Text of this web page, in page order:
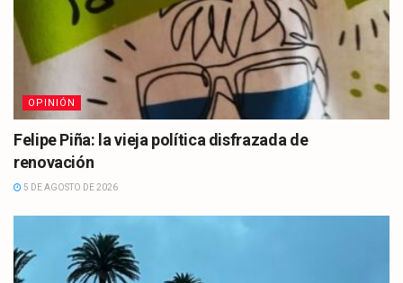
OPINIÓN
Felipe Piña: la vieja política disfrazada de
renovación
5 DE AGOSTO DE 2026